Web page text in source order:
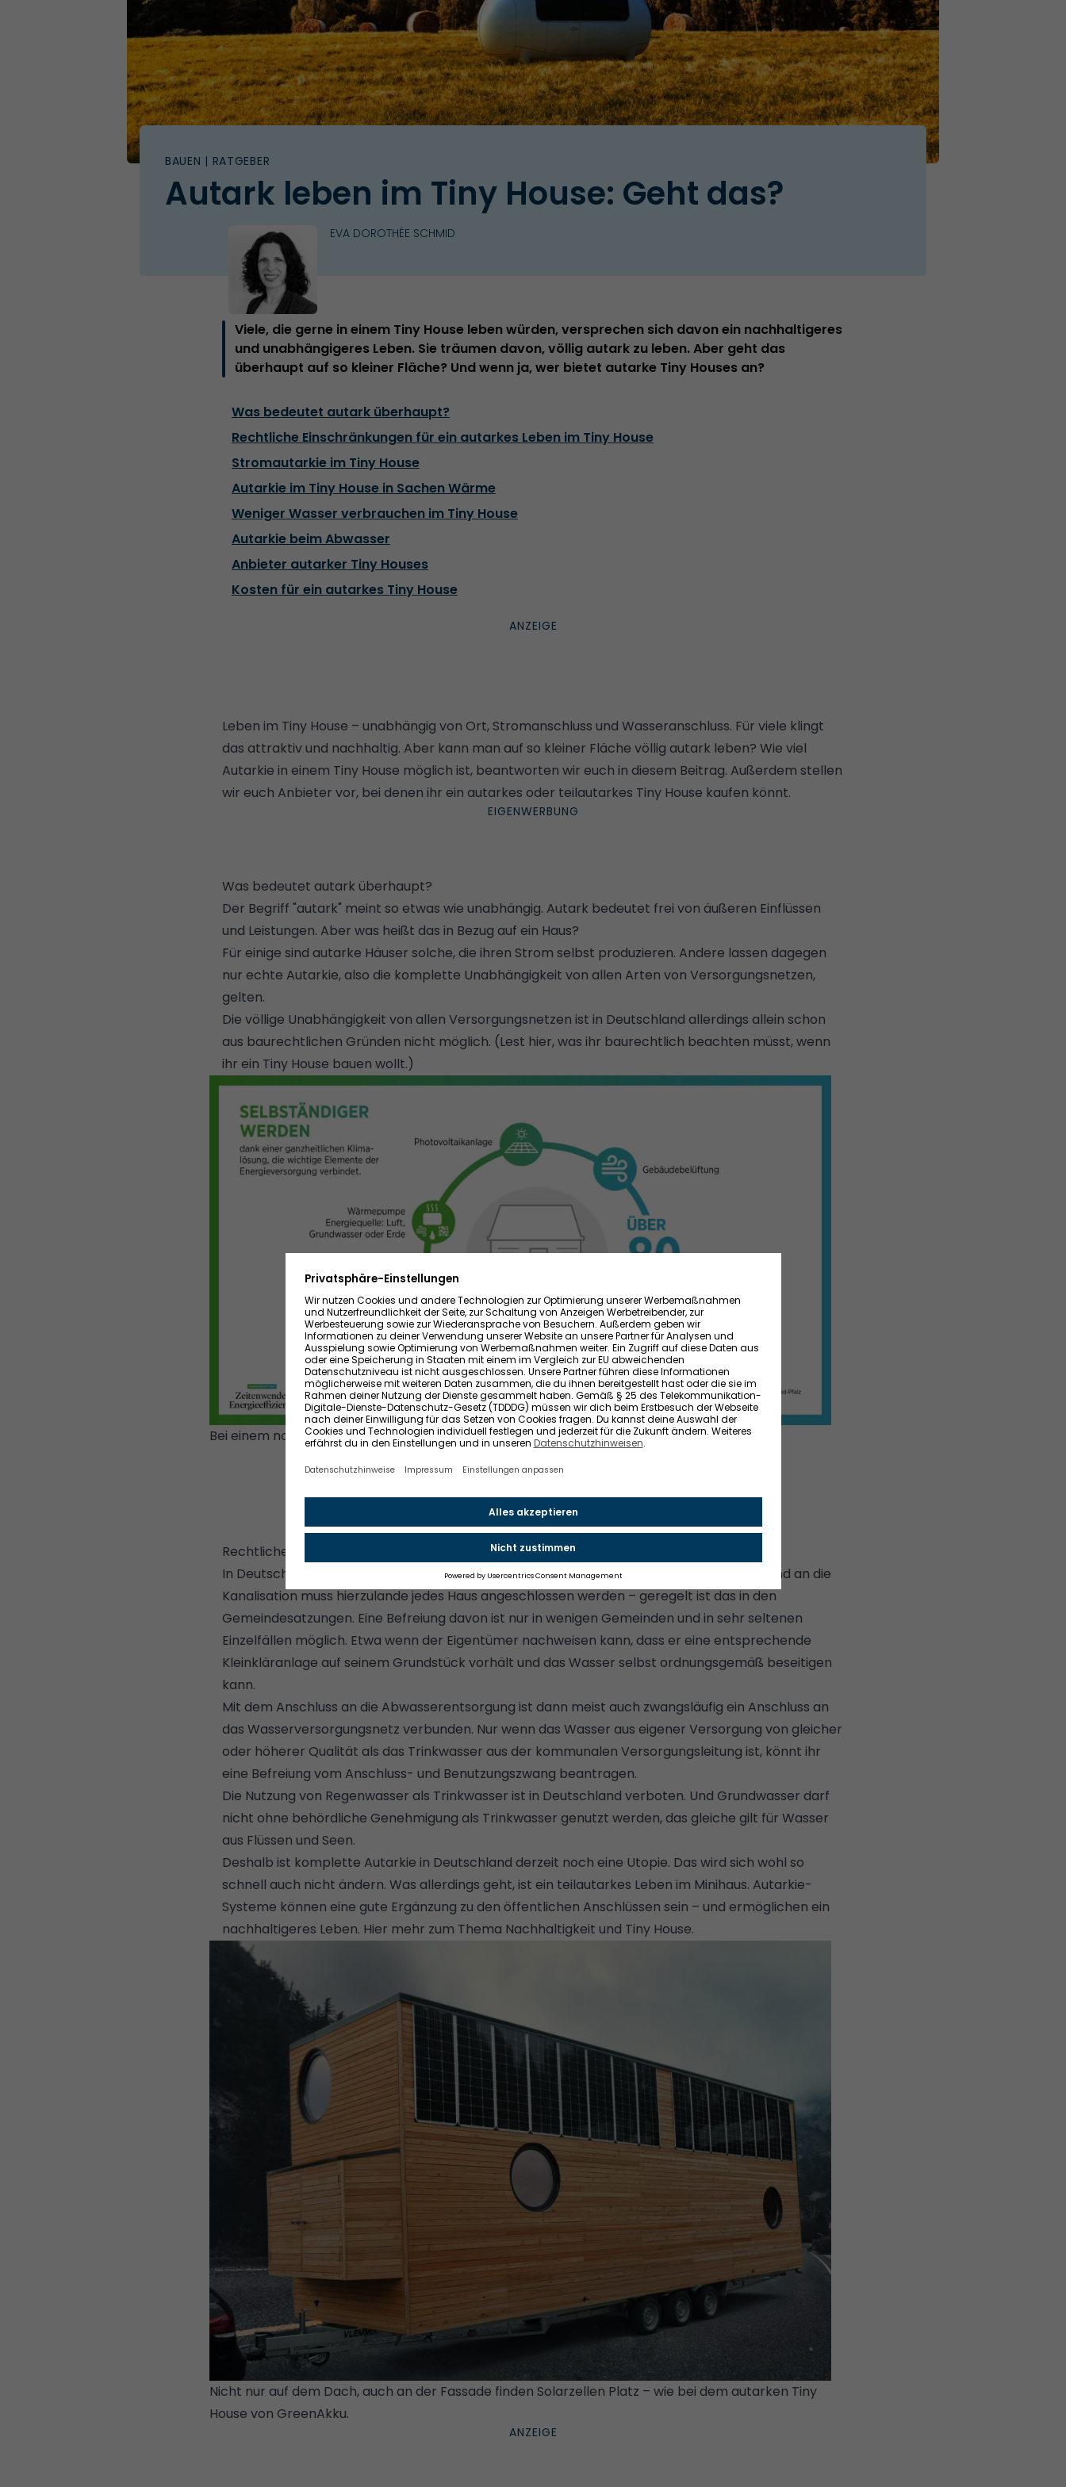
BAUEN | RATGEBER
Autark leben im Tiny House: Geht das?
EVA DOROTHÉE SCHMID
Viele, die gerne in einem Tiny House leben würden, versprechen sich davon ein nachhaltigeres
und unabhängigeres Leben. Sie träumen davon, völlig autark zu leben. Aber geht das
überhaupt auf so kleiner Fläche? Und wenn ja, wer bietet autarke Tiny Houses an?
Was bedeutet autark überhaupt?
Rechtliche Einschränkungen für ein autarkes Leben im Tiny House
Stromautarkie im Tiny House
Autarkie im Tiny House in Sachen Wärme
Weniger Wasser verbrauchen im Tiny House
Autarkie beim Abwasser
Anbieter autarker Tiny Houses
Kosten für ein autarkes Tiny House
Leben im Tiny House – unabhängig von Ort, Stromanschluss und Wasseranschluss. Für viele klingt
das attraktiv und nachhaltig. Aber kann man auf so kleiner Fläche völlig autark leben? Wie viel
Autarkie in einem Tiny House möglich ist, beantworten wir euch in diesem Beitrag. Außerdem stellen
wir euch Anbieter vor, bei denen ihr ein autarkes oder teilautarkes Tiny House kaufen könnt.
Was bedeutet autark überhaupt?
Der Begriff "autark" meint so etwas wie unabhängig. Autark bedeutet frei von äußeren Einflüssen
und Leistungen. Aber was heißt das in Bezug auf ein Haus?
Für einige sind autarke Häuser solche, die ihren Strom selbst produzieren. Andere lassen dagegen
nur echte Autarkie, also die komplette Unabhängigkeit von allen Arten von Versorgungsnetzen,
gelten.
Die völlige Unabhängigkeit von allen Versorgungsnetzen ist in Deutschland allerdings allein schon
aus baurechtlichen Gründen nicht möglich. (Lest hier, was ihr baurechtlich beachten müsst, wenn
ihr ein Tiny House bauen wollt.)
Bei einem normalen Gebäude ist 80-prozentige Autarkie durchaus möglich.© HANDELSBLATT
Rechtliche Einschränkungen für ein autarkes Leben im Tiny House
In Deutschland darf man in der Regel nur dort bauen, wo es auch eine Kanalisation gibt. Und an die
Kanalisation muss hierzulande jedes Haus angeschlossen werden – geregelt ist das in den
Gemeindesatzungen. Eine Befreiung davon ist nur in wenigen Gemeinden und in sehr seltenen
Einzelfällen möglich. Etwa wenn der Eigentümer nachweisen kann, dass er eine entsprechende
Kleinkläranlage auf seinem Grundstück vorhält und das Wasser selbst ordnungsgemäß beseitigen
kann.
Mit dem Anschluss an die Abwasserentsorgung ist dann meist auch zwangsläufig ein Anschluss an
das Wasserversorgungsnetz verbunden. Nur wenn das Wasser aus eigener Versorgung von gleicher
oder höherer Qualität als das Trinkwasser aus der kommunalen Versorgungsleitung ist, könnt ihr
eine Befreiung vom Anschluss- und Benutzungszwang beantragen.
Die Nutzung von Regenwasser als Trinkwasser ist in Deutschland verboten. Und Grundwasser darf
nicht ohne behördliche Genehmigung als Trinkwasser genutzt werden, das gleiche gilt für Wasser
aus Flüssen und Seen.
Deshalb ist komplette Autarkie in Deutschland derzeit noch eine Utopie. Das wird sich wohl so
schnell auch nicht ändern. Was allerdings geht, ist ein teilautarkes Leben im Minihaus. Autarkie-
Systeme können eine gute Ergänzung zu den öffentlichen Anschlüssen sein – und ermöglichen ein
nachhaltigeres Leben. Hier mehr zum Thema Nachhaltigkeit und Tiny House.
Nicht nur auf dem Dach, auch an der Fassade finden Solarzellen Platz – wie bei dem autarken Tiny
House von GreenAkku.